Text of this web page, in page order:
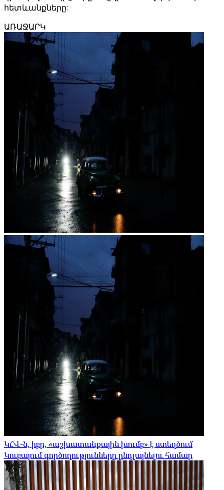
հետևանքները:
ԱՌԱՋԱՐԿ
ԿՀՎ-ն, իբր, «աշխատանքային խումբ» է ստեղծում
Կուբայում գործողությունները ընդլայնելու համար